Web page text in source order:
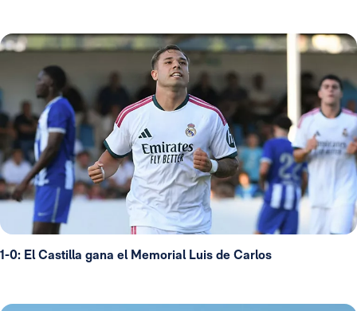
1-0: El Castilla gana el Memorial Luis de Carlos